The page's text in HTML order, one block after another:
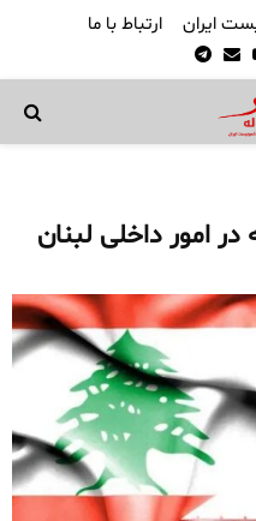
ایران ارتباط با ما
Youtube
Email
Telegram
امور داخلی لبنان